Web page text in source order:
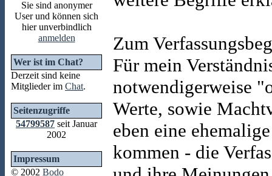
Sie sind anonymer
User und können sich
hier unverbindlich
anmelden
Wer ist im Chat?
Derzeit sind keine
Mitglieder im Chat.
Seitenzugriffe
54799587 seit Januar
2002
Impressum
© 2002 Bodo
Zum
Für mein
notwendigerweise
Werte, sowie
eben eine
kommen - die